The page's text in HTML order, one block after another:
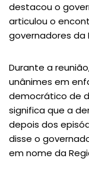
destacou o
articulou o
governadores da
Durante a
unânimes em
democrático de
significa que a
depois dos
disse o
em nome da